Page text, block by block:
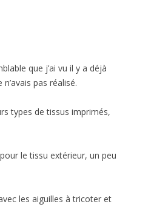
que j’ai vu il y a déjà
pas réalisé.
types de tissus imprimés,
le tissu extérieur, un peu
les aiguilles à tricoter et